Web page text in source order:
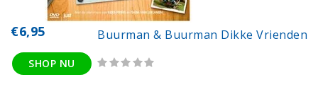
Buurman & Buurman Dikke Vrienden
€6,95
SHOP NU